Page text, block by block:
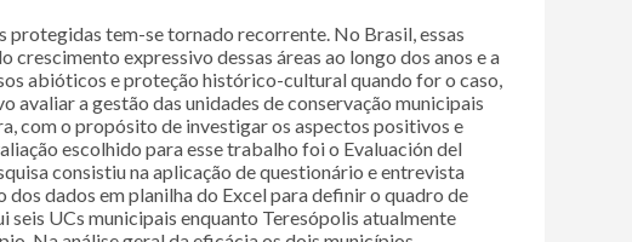
protegidas tem-se tornado recorrente. No Brasil, essas
expressivo dessas áreas ao longo dos anos e a
abióticos e proteção histórico-cultural quando for o caso,
a gestão das unidades de conservação municipais
com o propósito de investigar os aspectos positivos e
escolhido para esse trabalho foi o Evaluación del
consistiu na aplicação de questionário e entrevista
dados em planilha do Excel para definir o quadro de
UCs municipais enquanto Teresópolis atualmente